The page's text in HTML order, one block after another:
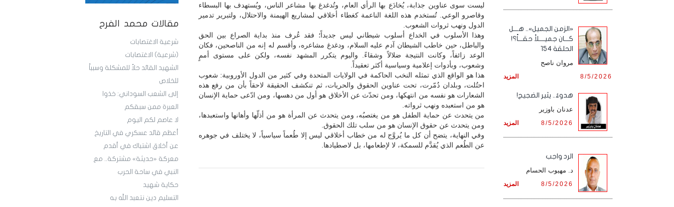
مقالات محمد الفرح
شرعية الاغتصابات
(شرعية) الاغتصابات
الشهيد القائد حلاً للمشكلة وسبباً
للخلاص
إلى الشعب السوداني: خذوا
العبرة ممن سبقكم
لا عاصم لكم اليوم
أعظم قائد عسكري في التاريخ
عن أخلاق اشتباك في أقدم
معركة «حديثة» مشتركة.. مع
النبي في ساحة الحرب
حكاية شهيد
التسليم دين نتعبد الله به
ليست سوى عناوين جذابة، يُخادَع بها الرأي العام، وتُدغدغ بها مشاعر الناس، ويُستهدف بها البسطاء
وقاصرو الوعي. تُستخدم هذه اللغة الناعمة كغطاء أخلاقي لمشاريع الهيمنة والاحتلال، ولتبرير تدمير
الدول ونهب ثروات الشعوب.
وهذا الأسلوب في الخداع أسلوب شيطاني ليس جديداً؛ فقد عُرف منذ بداية الصراع بين الحق
والباطل، حين خاطب الشيطان آدم عليه السلام، ودغدغ مشاعره، وأقسم له إنه من الناصحين، فكان
الوعد زائفاً، وكانت النتيجة ضلالاً وشقاءً. واليوم يتكرر المشهد نفسه، ولكن على مستوى أممٍ
وشعوب، وبأدوات إعلامية وسياسية أكثر تعقيداً.
هذا هو الواقع الذي تمثله النخب الحاكمة في الولايات المتحدة وفي كثير من الدول الأوروبية: شعوب
احتُلت، وبلدان دُمّرت، تحت عناوين الحقوق والحريات، ثم تنكشف الحقيقة لاحقاً بأن من رفع هذه
الشعارات هو نفسه من انتهكها، ومن تحدّث عن الأخلاق هو أول من دهسها، ومن ادّعى حماية الإنسان
هو من استعبده ونهب ثرواته.
من يتحدث عن حماية الطفل هو من يغتصبُه، ومن يتحدث عن المرأة هو من أذلّها وأهانها واستعبدها،
ومن يتحدث عن حقوق الإنسان هو من سلب تلك الحقوق.
وفي النهاية، يتضح أن كل ما يُروَّج له من خطاب أخلاقي ليس إلا طُعماً سياسياً، لا يختلف في جوهره
عن الطُعم الذي يُقدَّم للسمكة، لا لإطعامها، بل لاصطيادها.
«الزمن الجميل».. هـــل
كـــان جميــــلاً حقـــاً؟!
الحلقة 154
مروان ناصح
المزيد 8/5/2026
هدوءٌ.. يثير الضجيج!
عدنان باوزير
المزيد 8/5/2026
الرد واجب
د. مهيوب الحسام
المزيد 8/5/2026